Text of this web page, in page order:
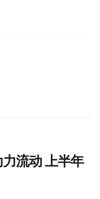
流动 上半年